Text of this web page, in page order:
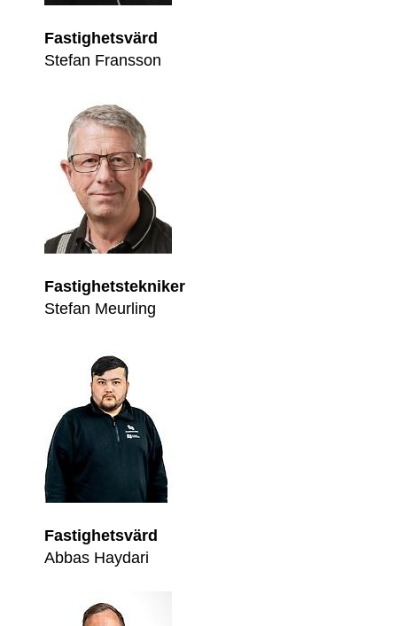
Fastighetsvärd
Stefan Fransson
Fastighetstekniker
Stefan Meurling
Fastighetsvärd
Abbas Haydari